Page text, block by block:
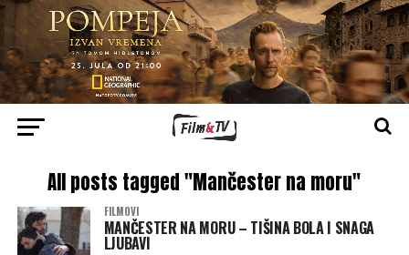
All posts tagged "Mančester na moru"
FILMOVI
MANČESTER NA MORU – TIŠINA BOLA I SNAGA
LJUBAVI